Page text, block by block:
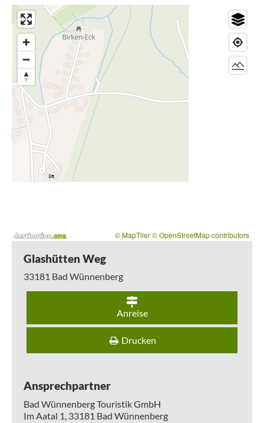
© MapTiler© OpenStreetMap contributors
Glashütten Weg
33181 Bad Wünnenberg
Anreise
Drucken
Ansprechpartner
Bad Wünnenberg Touristik GmbH
Im Aatal 1, 33181 Bad Wünnenberg